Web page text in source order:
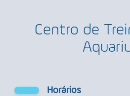
Centro de
Horários